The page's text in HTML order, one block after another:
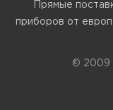
Прямые
приборов от
© 2009